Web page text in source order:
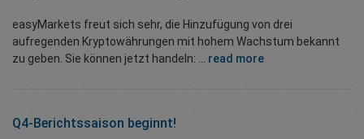
easyMarkets freut sich sehr, die Hinzufügung von drei
aufregenden Kryptowährungen mit hohem Wachstum bekannt
zu geben. Sie können jetzt handeln: ... read more
Q4-Berichtssaison beginnt!